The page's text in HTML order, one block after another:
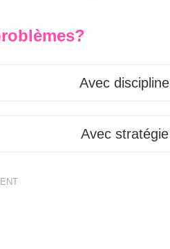
Avec discipline
Avec stratégie